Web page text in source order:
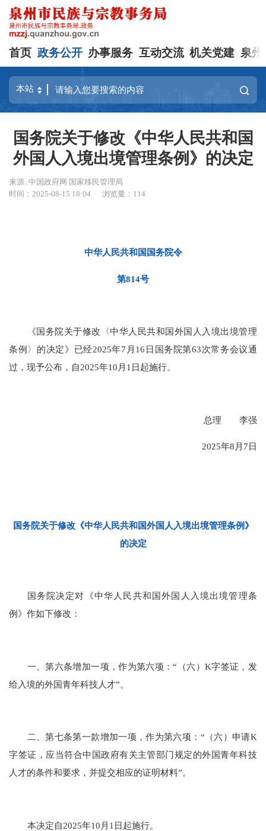
首页 政务公开 办事服务 互动交流 机关党建 泉州
国务院关于修改《中华人民共和国
外国人入境出境管理条例》的决定
来源 :中国政府网 国家移民管理局
时间：2025-08-15 18:04
浏览量： 114
中华人民共和国国务院令
第814号
《国务院关于修改〈中华人民共和国外国人入境出境管理
条例〉的决定》已经2025年7月16日国务院第63次常务会议通
过，现予公布，自2025年10月1日起施行。
总理 李强
2025年8月7日
国务院关于修改《中华人民共和国外国人入境出境管理条例》
的决定
国务院决定对《中华人民共和国外国人入境出境管理条
例》作如下修改：
一、第六条增加一项，作为第六项：“（六）K字签证，发
给入境的外国青年科技人才”。
二、第七条第一款增加一项，作为第六项：“（六）申请K
字签证，应当符合中国政府有关主管部门规定的外国青年科技
人才的条件和要求，并提交相应的证明材料”。
本决定自2025年10月1日起施行。